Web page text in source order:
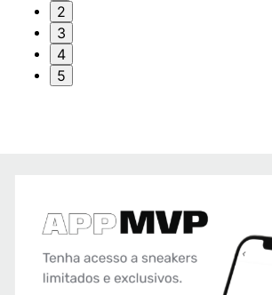
2
3
4
5